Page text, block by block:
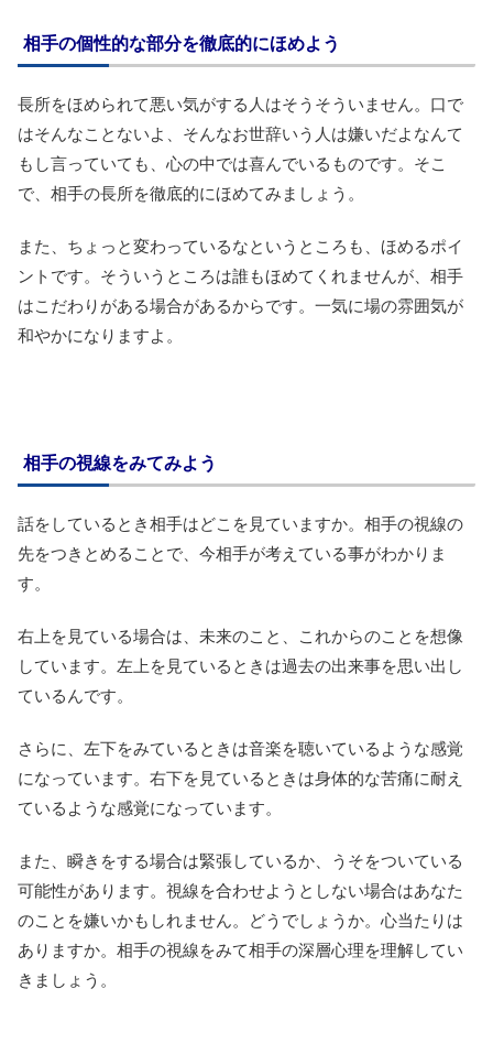
相手の個性的な部分を徹底的にほめよう
長所をほめられて悪い気がする人はそうそういません。口で
はそんなことないよ、そんなお世辞いう人は嫌いだよなんて
もし言っていても、心の中では喜んでいるものです。そこ
で、相手の長所を徹底的にほめてみましょう。
また、ちょっと変わっているなというところも、ほめるポイ
ントです。そういうところは誰もほめてくれませんが、相手
はこだわりがある場合があるからです。一気に場の雰囲気が
和やかになりますよ。
相手の視線をみてみよう
話をしているとき相手はどこを見ていますか。相手の視線の
先をつきとめることで、今相手が考えている事がわかりま
す。
右上を見ている場合は、未来のこと、これからのことを想像
しています。左上を見ているときは過去の出来事を思い出し
ているんです。
さらに、左下をみているときは音楽を聴いているような感覚
になっています。右下を見ているときは身体的な苦痛に耐え
ているような感覚になっています。
また、瞬きをする場合は緊張しているか、うそをついている
可能性があります。視線を合わせようとしない場合はあなた
のことを嫌いかもしれません。どうでしょうか。心当たりは
ありますか。相手の視線をみて相手の深層心理を理解してい
きましょう。